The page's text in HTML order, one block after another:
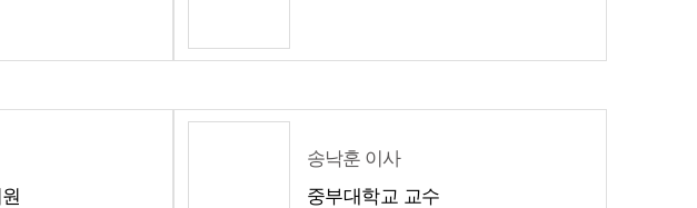
송낙훈 이사
중부대학교 교수